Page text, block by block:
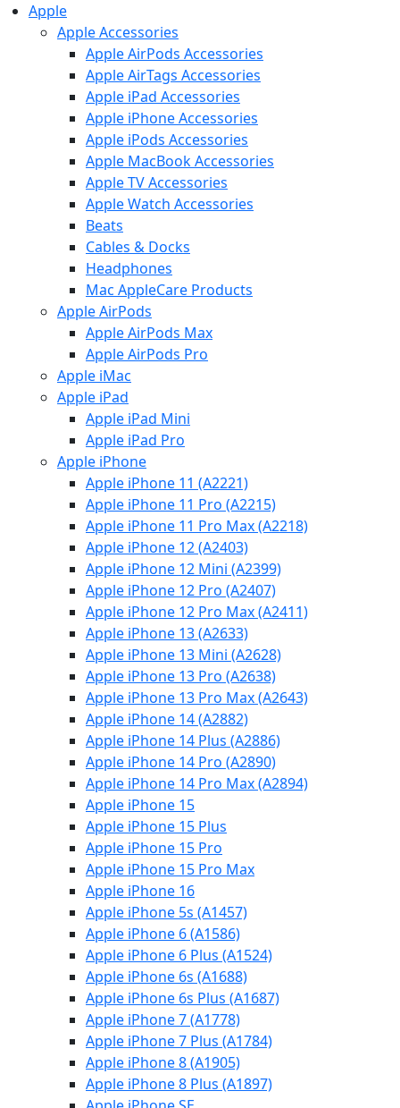
Apple
Apple Accessories
Apple AirPods Accessories
Apple AirTags Accessories
Apple iPad Accessories
Apple iPhone Accessories
Apple iPods Accessories
Apple MacBook Accessories
Apple TV Accessories
Apple Watch Accessories
Beats
Cables & Docks
Headphones
Mac AppleCare Products
Apple AirPods
Apple AirPods Max
Apple AirPods Pro
Apple iMac
Apple iPad
Apple iPad Mini
Apple iPad Pro
Apple iPhone
Apple iPhone 11 (A2221)
Apple iPhone 11 Pro (A2215)
Apple iPhone 11 Pro Max (A2218)
Apple iPhone 12 (A2403)
Apple iPhone 12 Mini (A2399)
Apple iPhone 12 Pro (A2407)
Apple iPhone 12 Pro Max (A2411)
Apple iPhone 13 (A2633)
Apple iPhone 13 Mini (A2628)
Apple iPhone 13 Pro (A2638)
Apple iPhone 13 Pro Max (A2643)
Apple iPhone 14 (A2882)
Apple iPhone 14 Plus (A2886)
Apple iPhone 14 Pro (A2890)
Apple iPhone 14 Pro Max (A2894)
Apple iPhone 15
Apple iPhone 15 Plus
Apple iPhone 15 Pro
Apple iPhone 15 Pro Max
Apple iPhone 16
Apple iPhone 5s (A1457)
Apple iPhone 6 (A1586)
Apple iPhone 6 Plus (A1524)
Apple iPhone 6s (A1688)
Apple iPhone 6s Plus (A1687)
Apple iPhone 7 (A1778)
Apple iPhone 7 Plus (A1784)
Apple iPhone 8 (A1905)
Apple iPhone 8 Plus (A1897)